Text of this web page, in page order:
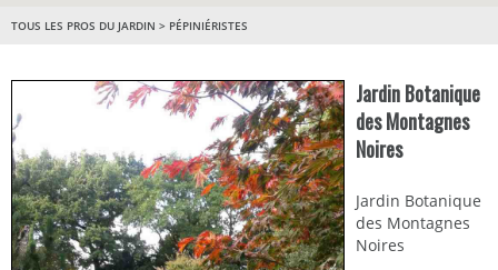
TOUS LES PROS DU JARDIN > PÉPINIÉRISTES
Jardin Botanique
des Montagnes
Noires
Jardin Botanique
des Montagnes
Noires